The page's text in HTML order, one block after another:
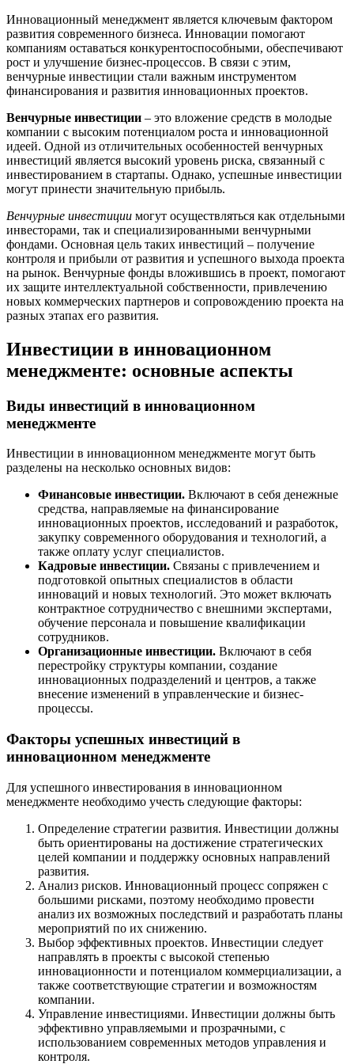
Инновационный менеджмент является ключевым фактором
развития современного бизнеса. Инновации помогают
компаниям оставаться конкурентоспособными, обеспечивают
рост и улучшение бизнес-процессов. В связи с этим,
венчурные инвестиции стали важным инструментом
финансирования и развития инновационных проектов.
Венчурные инвестиции – это вложение средств в молодые
компании с высоким потенциалом роста и инновационной
идеей. Одной из отличительных особенностей венчурных
инвестиций является высокий уровень риска, связанный с
инвестированием в стартапы. Однако, успешные инвестиции
могут принести значительную прибыль.
Венчурные инвестиции могут осуществляться как отдельными
инвесторами, так и специализированными венчурными
фондами. Основная цель таких инвестиций – получение
контроля и прибыли от развития и успешного выхода проекта
на рынок. Венчурные фонды вложившись в проект, помогают
их защите интеллектуальной собственности, привлечению
новых коммерческих партнеров и сопровождению проекта на
разных этапах его развития.
Инвестиции в инновационном
менеджменте: основные аспекты
Виды инвестиций в инновационном
менеджменте
Инвестиции в инновационном менеджменте могут быть
разделены на несколько основных видов:
Финансовые инвестиции. Включают в себя денежные
средства, направляемые на финансирование
инновационных проектов, исследований и разработок,
закупку современного оборудования и технологий, а
также оплату услуг специалистов.
Кадровые инвестиции. Связаны с привлечением и
подготовкой опытных специалистов в области
инноваций и новых технологий. Это может включать
контрактное сотрудничество с внешними экспертами,
обучение персонала и повышение квалификации
сотрудников.
Организационные инвестиции. Включают в себя
перестройку структуры компании, создание
инновационных подразделений и центров, а также
внесение изменений в управленческие и бизнес-
процессы.
Факторы успешных инвестиций в
инновационном менеджменте
Для успешного инвестирования в инновационном
менеджменте необходимо учесть следующие факторы:
Определение стратегии развития. Инвестиции должны
быть ориентированы на достижение стратегических
целей компании и поддержку основных направлений
развития.
Анализ рисков. Инновационный процесс сопряжен с
большими рисками, поэтому необходимо провести
анализ их возможных последствий и разработать планы
мероприятий по их снижению.
Выбор эффективных проектов. Инвестиции следует
направлять в проекты с высокой степенью
инновационности и потенциалом коммерциализации, а
также соответствующие стратегии и возможностям
компании.
Управление инвестициями. Инвестиции должны быть
эффективно управляемыми и прозрачными, с
использованием современных методов управления и
контроля.